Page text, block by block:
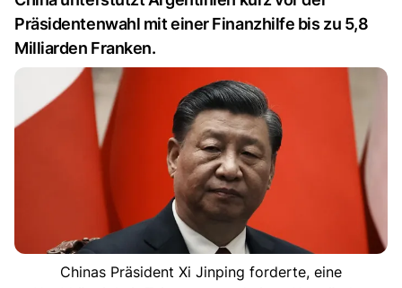
Präsidentenwahl mit einer Finanzhilfe bis zu 5,8
Milliarden Franken.
Chinas Präsident Xi Jinping forderte, eine